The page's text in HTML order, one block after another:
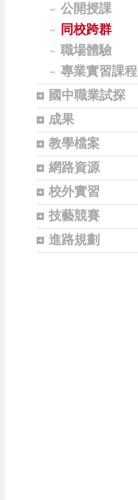
公開授課
同校跨群
職場體驗
專業實習課程
國中職業試探
成果
教學檔案
網路資源
校外實習
技藝競賽
進路規劃